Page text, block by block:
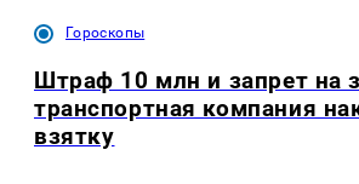
Гороскопы
Штраф 10 млн и запрет на
транспортная компания
взятку